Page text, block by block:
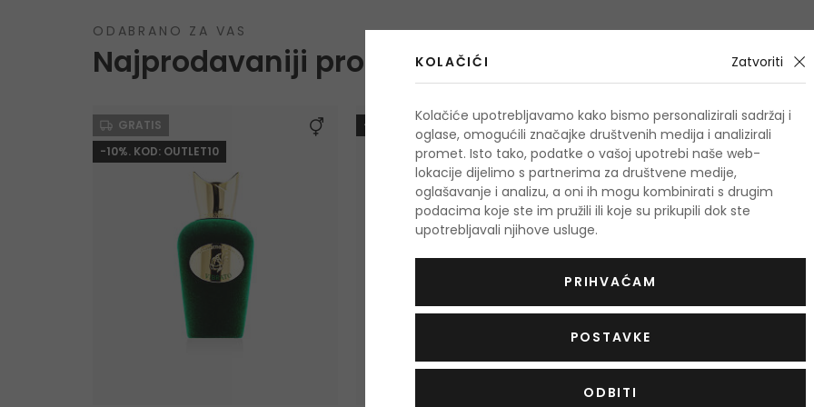
ODABRANO ZA VAS
Najprodavaniji proizvodi
GRATIS
-10%. KOD: OUTLET10
-10%. KOD: OUTLET10
KOLAČIĆI Zatvoriti
Kolačiće upotrebljavamo kako bismo personalizirali sadržaj i
oglase, omogućili značajke društvenih medija i analizirali
promet. Isto tako, podatke o vašoj upotrebi naše web-
lokacije dijelimo s partnerima za društvene medije,
oglašavanje i analizu, a oni ih mogu kombinirati s drugim
podacima koje ste im pružili ili koje su prikupili dok ste
upotrebljavali njihove usluge.
PRIHVAĆAM
POSTAVKE
ODBITI